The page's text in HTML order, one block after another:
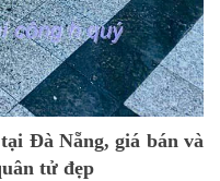
Đà Nẵng, giá bán và
tử đẹp